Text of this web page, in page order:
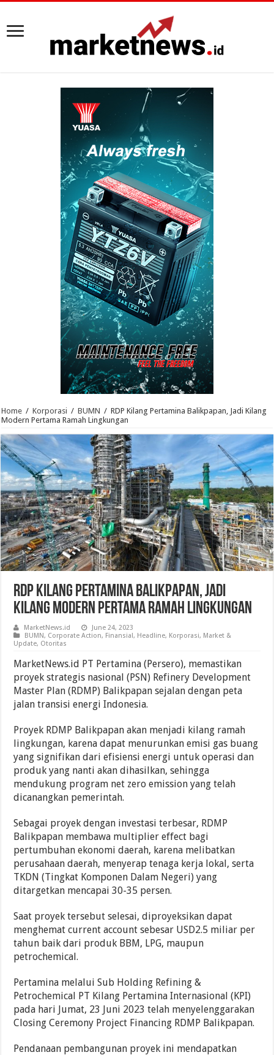
Home / Korporasi / BUMN / RDP Kilang Pertamina Balikpapan, Jadi Kilang
Modern Pertama Ramah Lingkungan
RDP Kilang Pertamina Balikpapan, Jadi
Kilang Modern Pertama Ramah Lingkungan
MarketNews.id
June 24, 2023
BUMN, Corporate Action, Finansial, Headline, Korporasi, Market &
Update, Otoritas
MarketNews.id PT Pertamina (Persero), memastikan
proyek strategis nasional (PSN) Refinery Development
Master Plan (RDMP) Balikpapan sejalan dengan peta
jalan transisi energi Indonesia.
Proyek RDMP Balikpapan akan menjadi kilang ramah
lingkungan, karena dapat menurunkan emisi gas buang
yang signifikan dari efisiensi energi untuk operasi dan
produk yang nanti akan dihasilkan, sehingga
mendukung program net zero emission yang telah
dicanangkan pemerintah.
Sebagai proyek dengan investasi terbesar, RDMP
Balikpapan membawa multiplier effect bagi
pertumbuhan ekonomi daerah, karena melibatkan
perusahaan daerah, menyerap tenaga kerja lokal, serta
TKDN (Tingkat Komponen Dalam Negeri) yang
ditargetkan mencapai 30-35 persen.
Saat proyek tersebut selesai, diproyeksikan dapat
menghemat current account sebesar USD2.5 miliar per
tahun baik dari produk BBM, LPG, maupun
petrochemical.
Pertamina melalui Sub Holding Refining &
Petrochemical PT Kilang Pertamina Internasional (KPI)
pada hari Jumat, 23 Juni 2023 telah menyelenggarakan
Closing Ceremony Project Financing RDMP Balikpapan.
Pendanaan pembangunan proyek ini mendapatkan